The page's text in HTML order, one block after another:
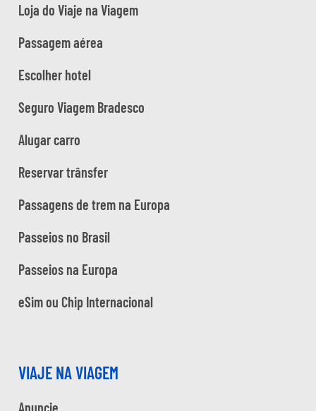
Loja do Viaje na Viagem
Passagem aérea
Escolher hotel
Seguro Viagem Bradesco
Alugar carro
Reservar trânsfer
Passagens de trem na Europa
Passeios no Brasil
Passeios na Europa
eSim ou Chip Internacional
VIAJE NA VIAGEM
Anuncie